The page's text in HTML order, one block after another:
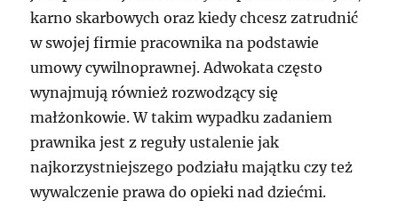
karno skarbowych oraz kiedy chcesz zatrudnić
w swojej firmie pracownika na podstawie
umowy cywilnoprawnej. Adwokata często
wynajmują również rozwodzący się
małżonkowie. W takim wypadku zadaniem
prawnika jest z reguły ustalenie jak
najkorzystniejszego podziału majątku czy też
wywalczenie prawa do opieki nad dziećmi.